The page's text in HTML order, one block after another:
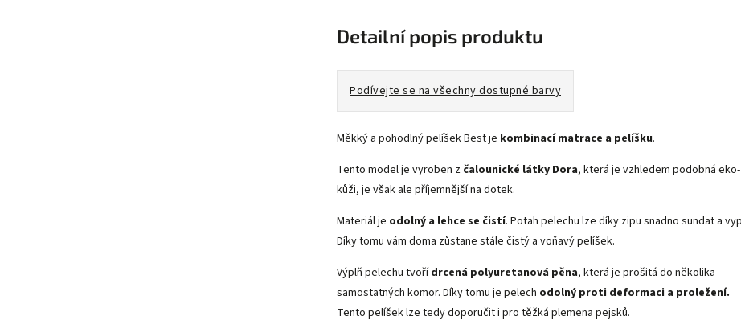
Detailní popis produktu
Podívejte se na všechny dostupné barvy
Měkký a pohodlný pelíšek Best je kombinací matrace a pelíšku.
Tento model je vyroben z čalounické látky Dora, která je vzhledem podobná eko-
kůži, je však ale příjemnější na dotek.
Materiál je odolný a lehce se čistí. Potah pelechu lze díky zipu snadno sundat a
Díky tomu vám doma zůstane stále čistý a voňavý pelíšek.
Výplň pelechu tvořídrcená polyuretanová pěna, která je prošitá do několika
samostatných komor. Díky tomu je pelech odolný proti deformaci a proležení.
Tento pelíšek lze tedy doporučit i pro těžká plemena pejsků.